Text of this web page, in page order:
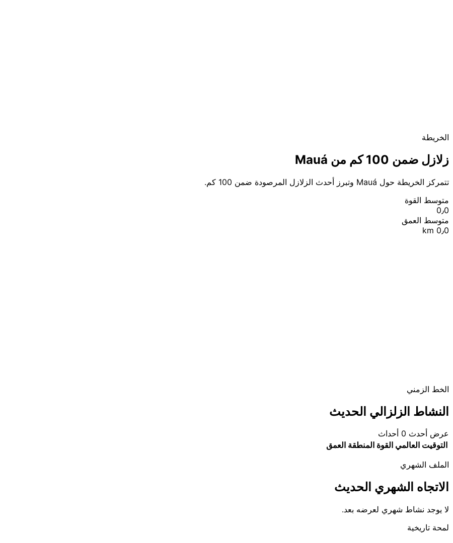
الخريطة
زلازل ضمن 100 كم من Mauá
تتمركز الخريطة حول Mauá وتبرز أحدث الزلازل المرصودة ضمن 100 كم.
متوسط القوة
0٫0
متوسط العمق
0٫0 km
Leaflet
© OpenStreetMap contributors
الخط الزمني
النشاط الزلزالي الحديث
عرض أحدث 0 أحداث
التوقيت العالمي القوة المنطقة العمق
الملف الشهري
الاتجاه الشهري الحديث
لا يوجد نشاط شهري لعرضه بعد.
لمحة تاريخية